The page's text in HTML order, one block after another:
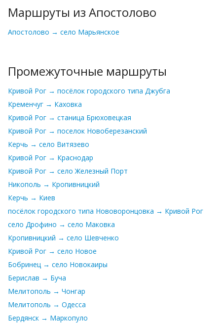
Маршруты из Апостолово
Апостолово → село Марьянское
Промежуточные маршруты
Кривой Рог → посёлок городского типа Джубга
Кременчуг → Каховка
Кривой Рог → станица Брюховецкая
Кривой Рог → поселок Новоберезанский
Керчь → село Витязево
Кривой Рог → Краснодар
Кривой Рог → село Железный Порт
Никополь → Кропивницкий
Керчь → Киев
посёлок городского типа Нововоронцовка → Кривой Рог
село Дрофино → село Маковка
Кропивницкий → село Шевченко
Кривой Рог → село Новое
Бобринец → село Новокаиры
Берислав → Буча
Мелитополь → Чонгар
Мелитополь → Одесса
Бердянск → Маркопуло